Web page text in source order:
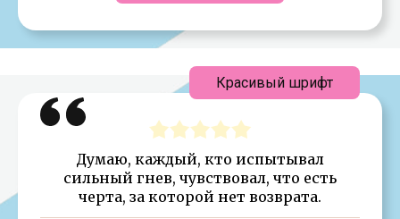
Думаю, каждый, кто испытывал
сильный гнев, чувствовал, что есть
черта, за которой нет возврата.
Красивый шрифт